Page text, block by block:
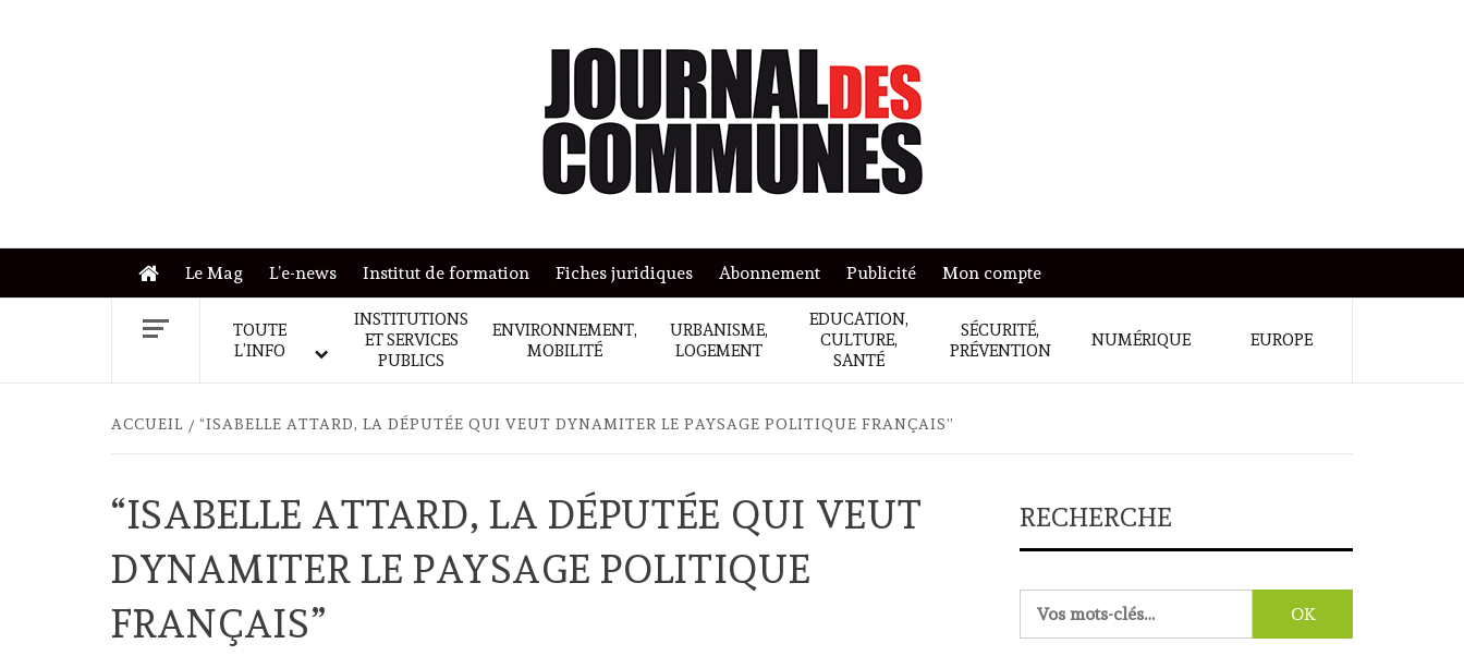
Le Mag L’e-news Institut de formation Fiches juridiques Abonnement Publicité Mon compte
TOUTE
L’INFO
INSTITUTIONS
ET SERVICES
PUBLICS
ENVIRONNEMENT,
MOBILITÉ
URBANISME,
LOGEMENT
EDUCATION,
CULTURE,
SANTÉ
SÉCURITÉ,
PRÉVENTION
NUMÉRIQUE EUROPE
ACCUEIL “ISABELLE ATTARD, LA DÉPUTÉE QUI VEUT DYNAMITER LE PAYSAGE POLITIQUE FRANÇAIS”
“ISABELLE ATTARD, LA DÉPUTÉE QUI VEUT
DYNAMITER LE PAYSAGE POLITIQUE
FRANÇAIS”
RECHERCHE